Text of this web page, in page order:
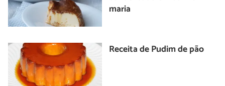
maria
Receita de Pudim de pão